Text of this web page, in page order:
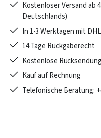
Kostenloser Versand ab
Deutschlands)
In 1-3 Werktagen mit
14 Tage Rückgaberecht
Kostenlose Rücksendung
Kauf auf Rechnung
Telefonische Beratung: